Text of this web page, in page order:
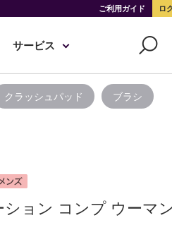
ご利用ガイド ロ
サービス
クラッシュパッド ブラシ
ション コンプ ウーマン